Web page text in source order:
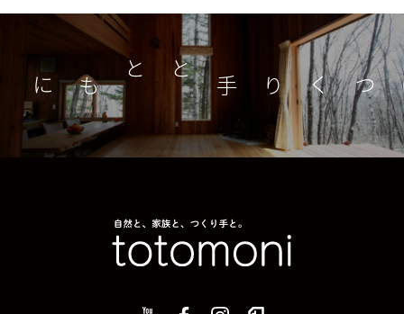
つくり手とともに